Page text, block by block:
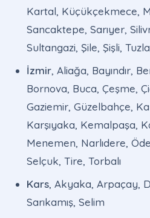
Kartal, Küçükçekmece,
Sancaktepe, Sarıyer,
Sultangazi, Şile, Şişli,
İzmir, Aliağa, Bayındır,
Bornova, Buca, Çeşme,
Gaziemir, Güzelbahçe,
Karşıyaka, Kemalpaşa,
Menemen, Narlıdere,
Selçuk, Tire, Torbalı
Kars, Akyaka, Arpaçay,
Sarıkamış, Selim